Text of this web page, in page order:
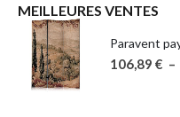
MEILLEURES VENTES
Paravent
106,89 € –